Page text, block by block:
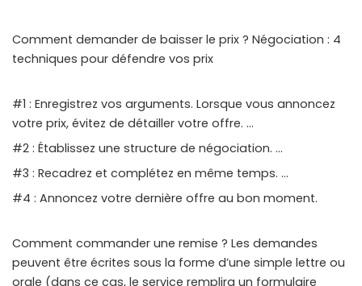
Comment demander de baisser le prix ? Négociation : 4
techniques pour défendre vos prix
#1 : Enregistrez vos arguments. Lorsque vous annoncez
votre prix, évitez de détailler votre offre. …
#2 : Établissez une structure de négociation. …
#3 : Recadrez et complétez en même temps. …
#4 : Annoncez votre dernière offre au bon moment.
Comment commander une remise ? Les demandes
peuvent être écrites sous la forme d’une simple lettre ou
orale (dans ce cas, le service remplira un formulaire